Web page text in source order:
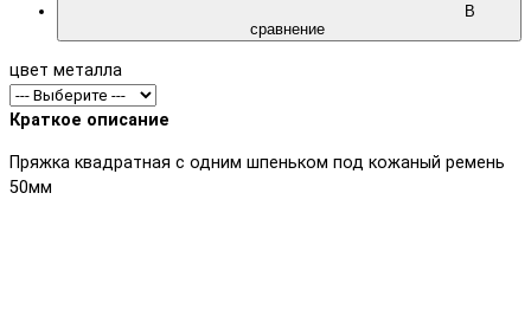
В
сравнение
цвет металла
Краткое описание
Пряжка квадратная с одним шпеньком под кожаный ремень
50мм